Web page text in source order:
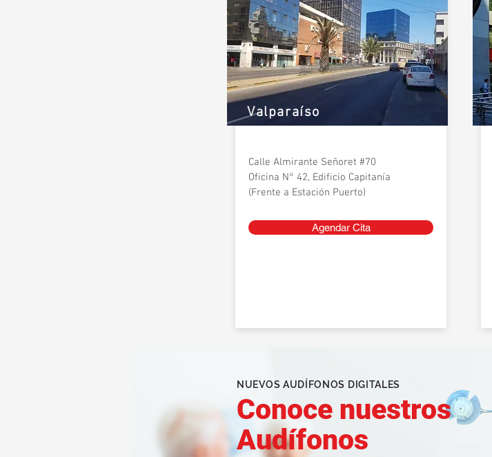
Valparaíso
Calle Almirante Señoret #70
Oficina N° 42, Edificio Capitanía
(Frente a Estación Puerto)
Agendar Cita
NUEVOS AUDÍFONOS DIGITALES
Conoce nuestros
Audífonos